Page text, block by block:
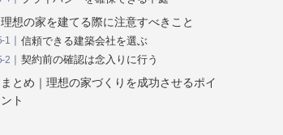
理想の家を建てる際に注意すべきこと
信頼できる建築会社を選ぶ
契約前の確認は念入りに行う
まとめ｜理想の家づくりを成功させるポイ
ント